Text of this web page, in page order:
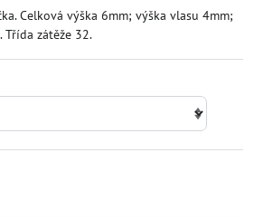
Celková výška 6mm; výška vlasu 4mm;
zátěže 32.